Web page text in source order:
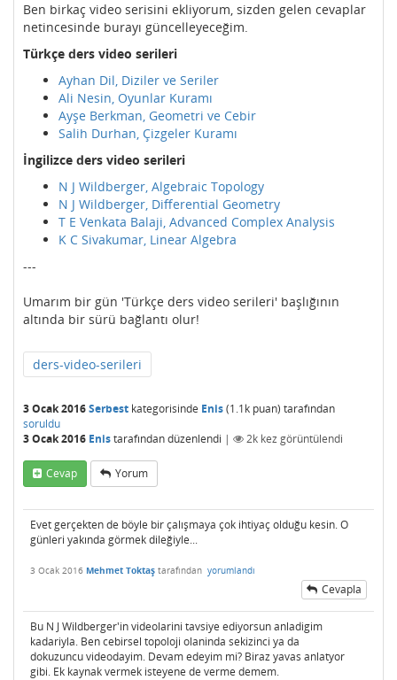
Ben birkaç video serisini ekliyorum, sizden gelen cevaplar
netincesinde burayı güncelleyeceğim.
Türkçe ders video serileri
Ayhan Dil, Diziler ve Seriler
Ali Nesin, Oyunlar Kuramı
Ayşe Berkman, Geometri ve Cebir
Salih Durhan, Çizgeler Kuramı
İngilizce ders video serileri
N J Wildberger, Algebraic Topology
N J Wildberger, Differential Geometry
T E Venkata Balaji, Advanced Complex Analysis
K C Sivakumar, Linear Algebra
---
Umarım bir gün 'Türkçe ders video serileri' başlığının
altında bir sürü bağlantı olur!
ders-video-serileri
3 Ocak 2016Serbest kategorisinde Enis(1.1k puan) tarafından
soruldu
3 Ocak 2016 Enistarafındandüzenlendi | 2k kez görüntülendi
Cevap Yorum
Evet gerçekten de böyle bir çalışmaya çok ihtiyaç olduğu kesin. O
günleri yakında görmek dileğiyle...
3 Ocak 2016 Mehmet Toktaş tarafından yorumlandı
Cevapla
Bu N J Wildberger'in videolarini tavsiye ediyorsun anladigim
kadariyla. Ben cebirsel topoloji olaninda sekizinci ya da
dokuzuncu videodayim. Devam edeyim mi? Biraz yavas anlatyor
gibi. Ek kaynak vermek isteyene de verme demem.